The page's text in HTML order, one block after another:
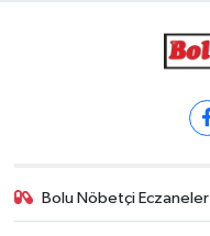
Bolu Nöbetçi Eczaneler